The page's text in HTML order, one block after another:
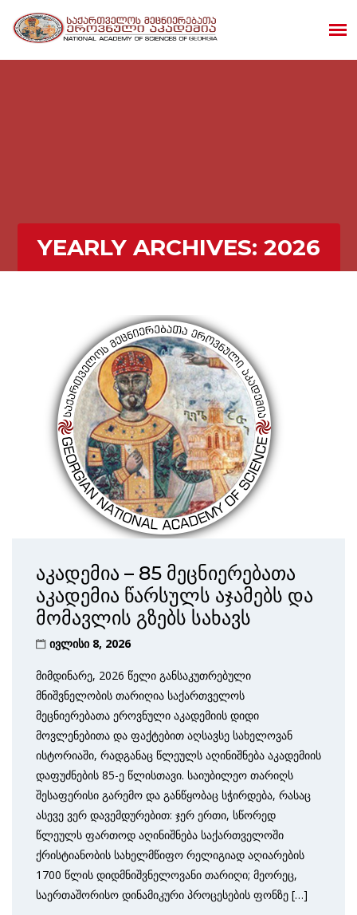
YEARLY ARCHIVES: 2026
აკადემია – 85 მეცნიერებათა
აკადემია წარსულს აჯამებს და
მომავლის გზებს სახავს
ივლისი 8, 2026
მიმდინარე, 2026 წელი განსაკუთრებული
მნიშვნელობის თარიღია საქართველოს
მეცნიერებათა ეროვნული აკადემიის დიდი
მოვლენებითა და ფაქტებით აღსავსე სახელოვან
ისტორიაში, რადგანაც წლეულს აღინიშნება აკადემიის
დაფუძნების 85-ე წლისთავი. საიუბილეო თარიღს
შესაფერისი გარემო და განწყობაც სჭირდება, რასაც
ასევე ვერ დავემდურებით: ჯერ ერთი, სწორედ
წლეულს ფართოდ აღინიშნება საქართველოში
ქრისტიანობის სახელმწიფო რელიგიად აღიარების
1700 წლის დიდმნიშვნელოვანი თარიღი; მეორეც,
საერთაშორისო დინამიკური პროცესების ფონზე […]